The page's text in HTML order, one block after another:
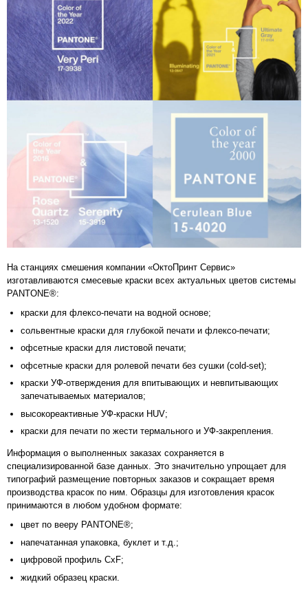
На станциях смешения компании «ОктоПринт Сервис»
изготавливаются смесевые краски всех актуальных цветов системы
PANTONE®:
краски для флексо-печати на водной основе;
сольвентные краски для глубокой печати и флексо-печати;
офсетные краски для листовой печати;
офсетные краски для ролевой печати без сушки (cold-set);
краски УФ-отверждения для впитывающих и невпитывающих
запечатываемых материалов;
высокореактивные УФ-краски HUV;
краски для печати по жести термального и УФ-закрепления.
Информация о выполненных заказах сохраняется в
специализированной базе данных. Это значительно упрощает для
типографий размещение повторных заказов и сокращает время
производства красок по ним. Образцы для изготовления красок
принимаются в любом удобном формате:
цвет по вееру PANTONE®;
напечатанная упаковка, буклет и т.д.;
цифровой профиль CxF;
жидкий образец краски.